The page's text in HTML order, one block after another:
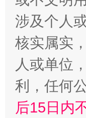
涉及个人
核实属实
人或单位
利，任何
后15日内